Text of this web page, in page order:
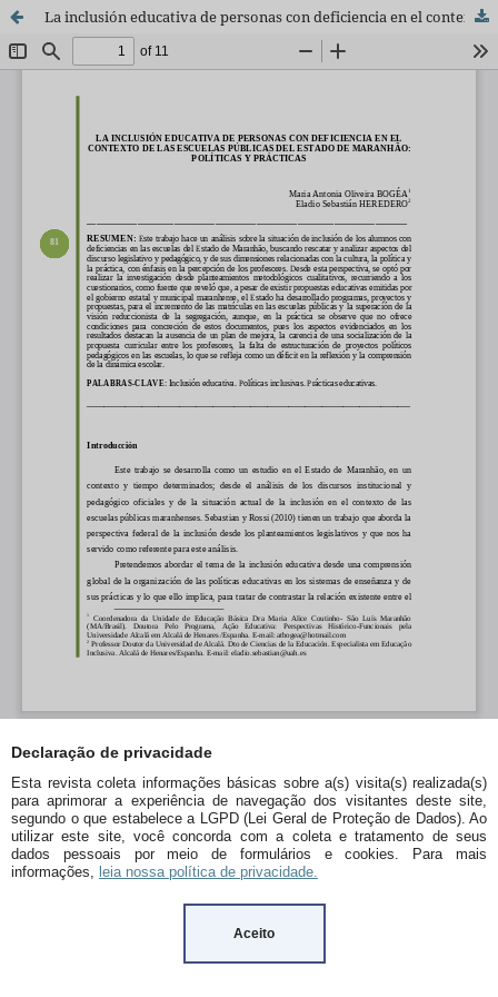
Declaração de privacidade
Esta revista coleta informações básicas sobre a(s) visita(s) realizada(s)
para aprimorar a experiência de navegação dos visitantes deste site,
segundo o que estabelece a LGPD (Lei Geral de Proteção de Dados). Ao
utilizar este site, você concorda com a coleta e tratamento de seus
dados pessoais por meio de formulários e cookies. Para mais
informações, leia nossa política de privacidade.
Aceito
La inclusión educativa de personas con deficiencia en el contexto de las escuelas públicas del Estado de Maranhão: políticas y prácticas